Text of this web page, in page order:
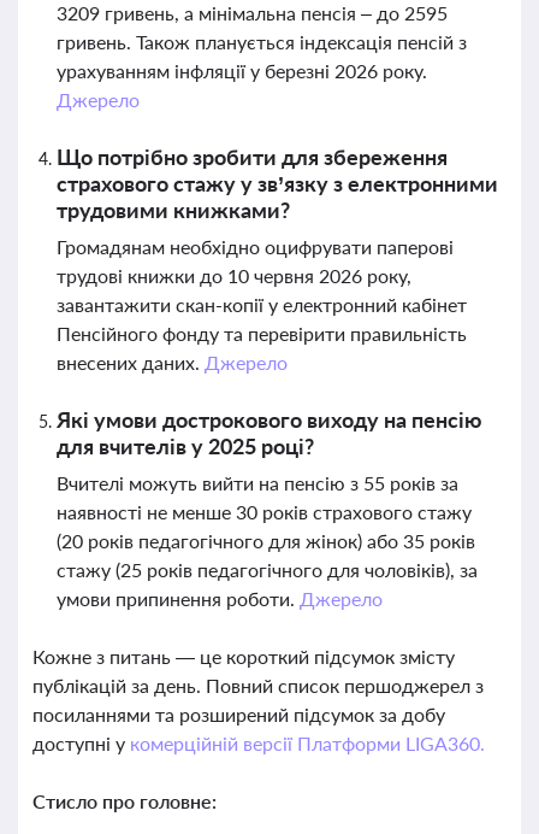
3209 гривень, а мінімальна пенсія – до 2595
гривень. Також планується індексація пенсій з
урахуванням інфляції у березні 2026 року.
Джерело
Що потрібно зробити для збереження
страхового стажу у зв’язку з електронними
трудовими книжками?
Громадянам необхідно оцифрувати паперові
трудові книжки до 10 червня 2026 року,
завантажити скан-копії у електронний кабінет
Пенсійного фонду та перевірити правильність
внесених даних. Джерело
Які умови дострокового виходу на пенсію
для вчителів у 2025 році?
Вчителі можуть вийти на пенсію з 55 років за
наявності не менше 30 років страхового стажу
(20 років педагогічного для жінок) або 35 років
стажу (25 років педагогічного для чоловіків), за
умови припинення роботи. Джерело
Кожне з питань — це короткий підсумок змісту
публікацій за день. Повний список першоджерел з
посиланнями та розширений підсумок за добу
доступні у комерційній версії Платформи LIGA360.
Стисло про головне: